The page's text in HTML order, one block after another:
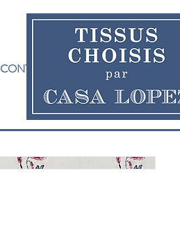
CONTACT